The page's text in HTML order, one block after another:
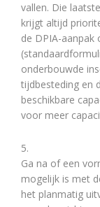
vallen. Die
krijgt altijd
de DPIA-aanpak
onderbouwde
tijdbesteding en
beschikbare
voor meer
5.
Ga na of een
mogelijk is met
het planmatig